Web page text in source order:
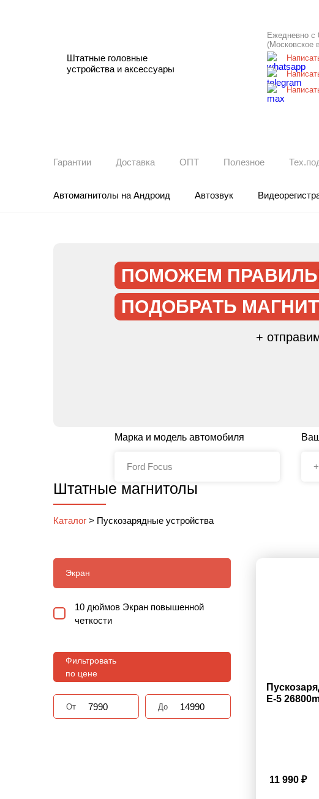
Штатные головные
устройства и аксессуары
Ежедневно с
(Московское
Гарантии Доставка ОПТ Полезное
Автомагнитолы на Андроид Автозвук
ПОМОЖЕМ
ПОДОБРАТЬ
+
Марка и модель автомобиля
Штатные магнитолы
Каталог > Пускозарядные устройства
Экран
10 дюймов Экран повышенной
четкости
Фильтровать
по цене
От До
E-5
11 990 ₽